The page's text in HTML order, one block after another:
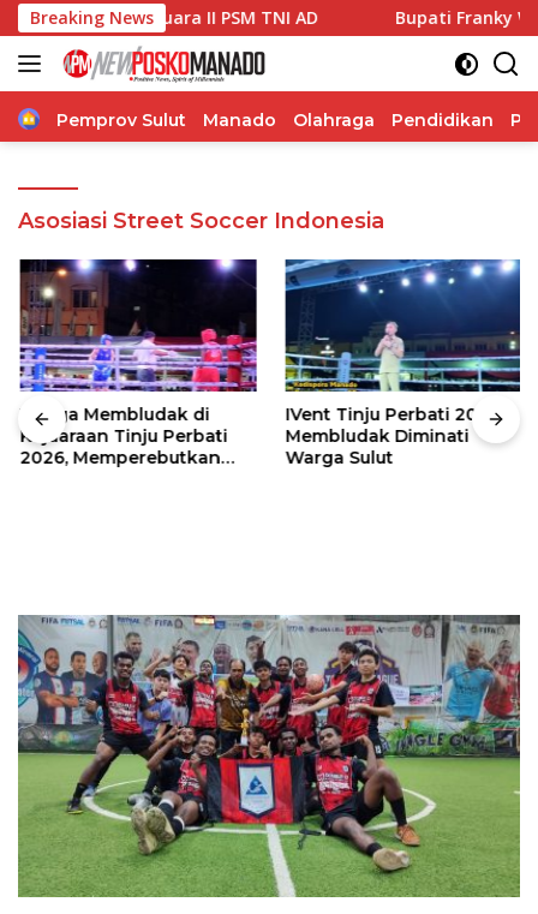
Langsung
ke
konten
Breaking News
Arif, Juara II PSM TNI AD Bupati Franky
Home
Pemprov Sulut Manado Olahraga Pendidikan
Asosiasi Street Soccer Indonesia
Warga Membludak di
Kejuaraan Tinju Perbati
2026, Memperebutkan
IVent Tinju Perbati 2026
Membludak Diminati
Warga Sulut